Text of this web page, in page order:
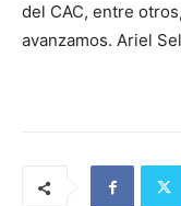
del CAC, entre
avanzamos. Ariel